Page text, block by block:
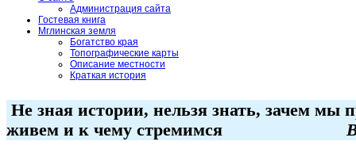
Администрация сайта
Гостевая книга
Мглинская земля
Богатство края
Топографические карты
Описание местности
Краткая история
Не зная истории, нельзя знать, зачем мы
живем и к чему стремимся